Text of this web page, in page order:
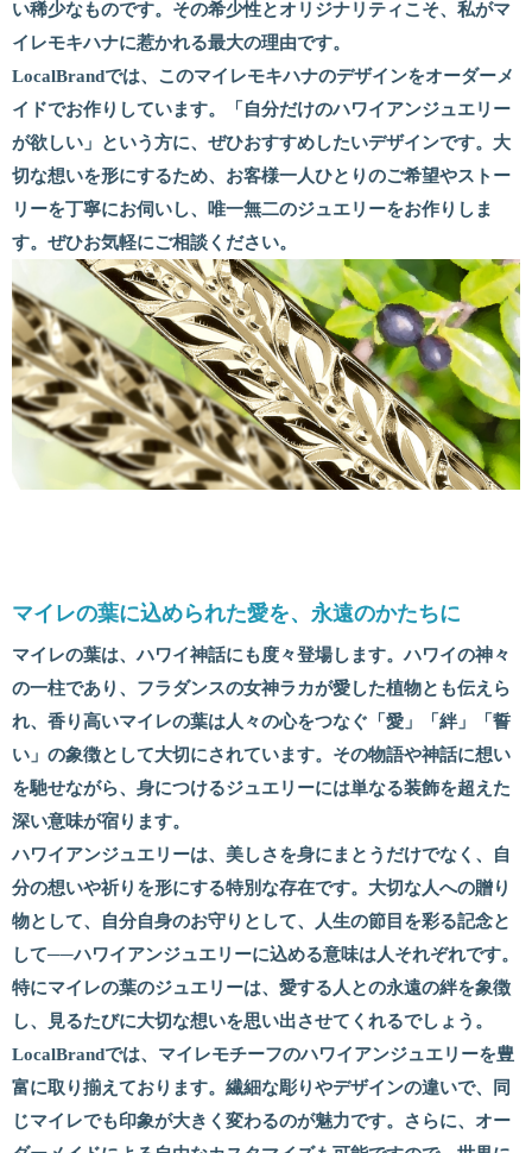
い稀少なものです。その希少性とオリジナリティこそ、私がマ
イレモキハナに惹かれる最大の理由です。
LocalBrandでは、このマイレモキハナのデザインをオーダーメ
イドでお作りしています。「自分だけのハワイアンジュエリー
が欲しい」という方に、ぜひおすすめしたいデザインです。大
切な想いを形にするため、お客様一人ひとりのご希望やストー
リーを丁寧にお伺いし、唯一無二のジュエリーをお作りしま
す。ぜひお気軽にご相談ください。
マイレの葉に込められた愛を、永遠のかたちに
マイレの葉は、ハワイ神話にも度々登場します。ハワイの神々
の一柱であり、フラダンスの女神ラカが愛した植物とも伝えら
れ、香り高いマイレの葉は人々の心をつなぐ「愛」「絆」「誓
い」の象徴として大切にされています。その物語や神話に想い
を馳せながら、身につけるジュエリーには単なる装飾を超えた
深い意味が宿ります。
ハワイアンジュエリーは、美しさを身にまとうだけでなく、自
分の想いや祈りを形にする特別な存在です。大切な人への贈り
物として、自分自身のお守りとして、人生の節目を彩る記念と
して──ハワイアンジュエリーに込める意味は人それぞれです。
特にマイレの葉のジュエリーは、愛する人との永遠の絆を象徴
し、見るたびに大切な想いを思い出させてくれるでしょう。
LocalBrandでは、マイレモチーフのハワイアンジュエリーを豊
富に取り揃えております。繊細な彫りやデザインの違いで、同
じマイレでも印象が大きく変わるのが魅力です。さらに、オー